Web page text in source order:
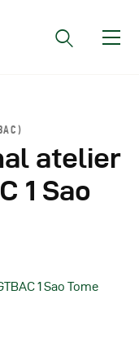
atelier
1 Sao
1 Sao Tome